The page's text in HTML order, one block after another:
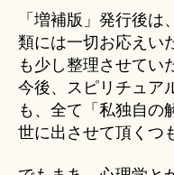
「増補版」発行後
類には一切お応えい
も少し整理させてい
今後、スピリチュア
も、全て「私独自の
世に出させて頂くつ